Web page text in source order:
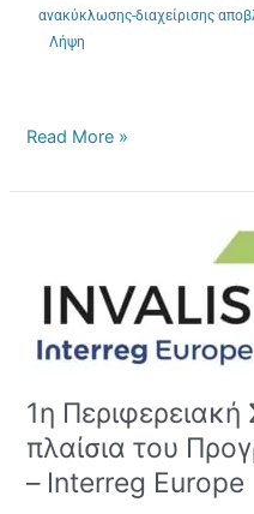
ανακύκλωσης-διαχείρισης
Λήψη
Read More »
1η
πλαίσια του
– Interreg Europe
Συνάντηση
πλαίσια
του
INVALIS
–
Interreg
Europe